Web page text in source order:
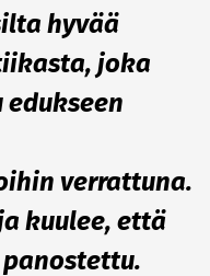
hyvää
joka
verrattuna.
kuulee, että